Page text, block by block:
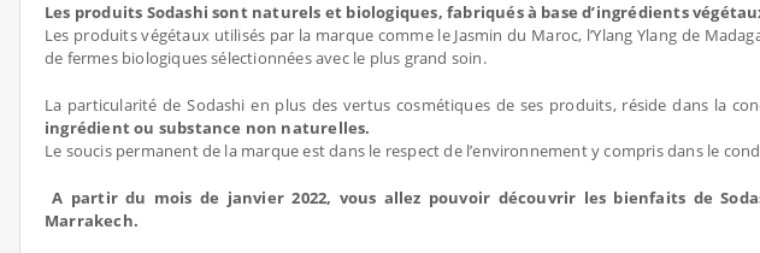
Les produits Sodashi sont naturels et biologiques, fabriqués à base d’ingrédients
Les produits végétaux utilisés par la marque comme le Jasmin du Maroc, l’Ylang Ylang de
de fermes biologiques sélectionnées avec le plus grand soin.
La particularité de Sodashi en plus des vertus cosmétiques de ses produits, réside dans la
ingrédient ou substance non naturelles.
Le soucis permanent de la marque est dans le respect de l’environnement y compris dans le
A partir du mois de janvier 2022, vous allez pouvoir découvrir les bienfaits de
Marrakech.